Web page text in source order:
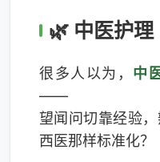
🌿 中医护
很多人以为， 中
——
望闻问切靠经验
西医那样标准化？